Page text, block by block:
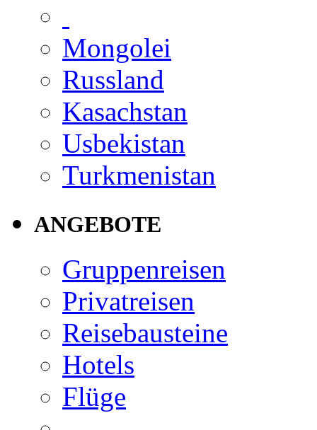
Mongolei
Russland
Kasachstan
Usbekistan
Turkmenistan
ANGEBOTE
Gruppenreisen
Privatreisen
Reisebausteine
Hotels
Flüge